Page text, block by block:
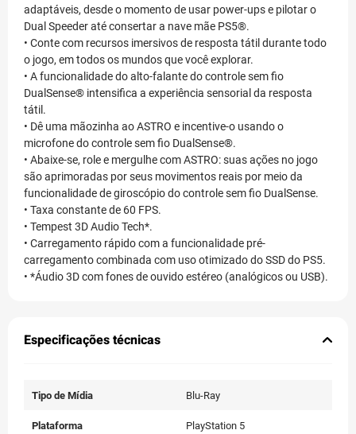
adaptáveis, desde o momento de usar power-ups e pilotar o
Dual Speeder até consertar a nave mãe PS5®.
• Conte com recursos imersivos de resposta tátil durante todo
o jogo, em todos os mundos que você explorar.
• A funcionalidade do alto-falante do controle sem fio
DualSense® intensifica a experiência sensorial da resposta
tátil.
• Dê uma mãozinha ao ASTRO e incentive-o usando o
microfone do controle sem fio DualSense®.
• Abaixe-se, role e mergulhe com ASTRO: suas ações no jogo
são aprimoradas por seus movimentos reais por meio da
funcionalidade de giroscópio do controle sem fio DualSense.
• Taxa constante de 60 FPS.
• Tempest 3D Audio Tech*.
• Carregamento rápido com a funcionalidade pré-
carregamento combinada com uso otimizado do SSD do PS5.
• *Áudio 3D com fones de ouvido estéreo (analógicos ou USB).
Especificações técnicas
Tipo de Mídia Blu-Ray
Plataforma PlayStation 5